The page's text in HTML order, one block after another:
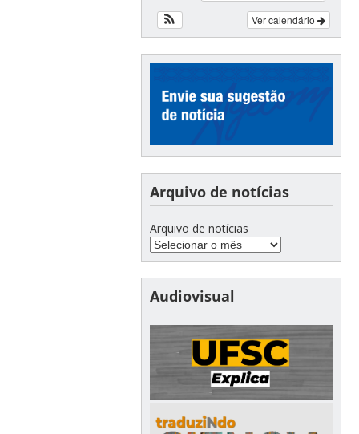
Ver calendário
Arquivo de notícias
Arquivo de notícias
Audiovisual